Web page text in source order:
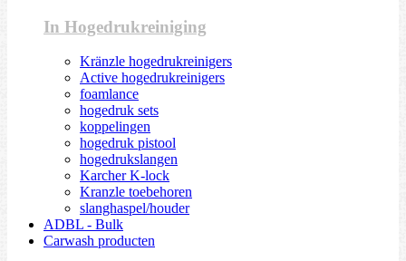
In Hogedrukreiniging
Kränzle hogedrukreinigers
Active hogedrukreinigers
foamlance
hogedruk sets
koppelingen
hogedruk pistool
hogedrukslangen
Karcher K-lock
Kranzle toebehoren
slanghaspel/houder
ADBL - Bulk
Carwash producten